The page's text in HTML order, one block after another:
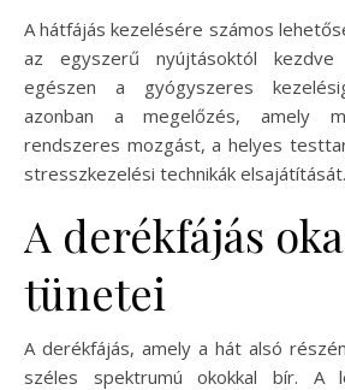
A hátfájás kezelésére számos
az egyszerű nyújtásoktól
egészen a gyógyszeres
azonban a megelőzés, amely
rendszeres mozgást, a helyes
stresszkezelési technikák elsajátítását.
A derékfájás
tünetei
A derékfájás, amely a hát alsó
széles spektrumú okokkal bír. A